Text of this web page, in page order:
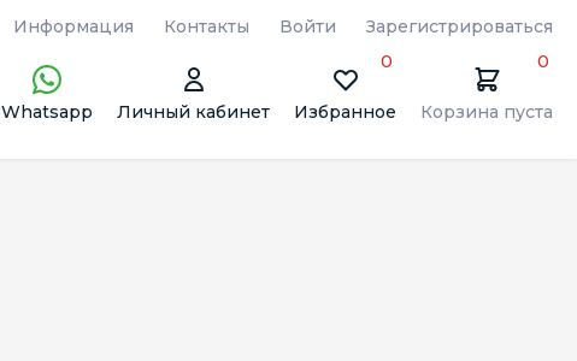
Информация Контакты Войти Зарегистрироваться
Whatsapp Личный кабинет Избранное
0
Корзина пуста
0